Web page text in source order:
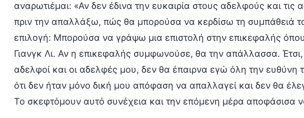
αναρωτιέμαι: «Αν δεν έδινα την ευκαιρία στους αδελφούς και
πριν την απαλλάξω, πώς θα μπορούσα να κερδίσω τη συμπάθειά
επιλογή: Μπορούσα να γράψω μια επιστολή στην επικεφαλής
Γιανγκ Λι. Αν η επικεφαλής συμφωνούσε, θα την απάλλασσα. Έτσι,
αδελφοί και οι αδελφές μου, δεν θα έπαιρνα εγώ όλη την
ότι δεν ήταν μόνο δική μου απόφαση να απαλλαγεί και δεν θα
Το σκεφτόμουν αυτό συνέχεια και την επόμενη μέρα αποφάσισα